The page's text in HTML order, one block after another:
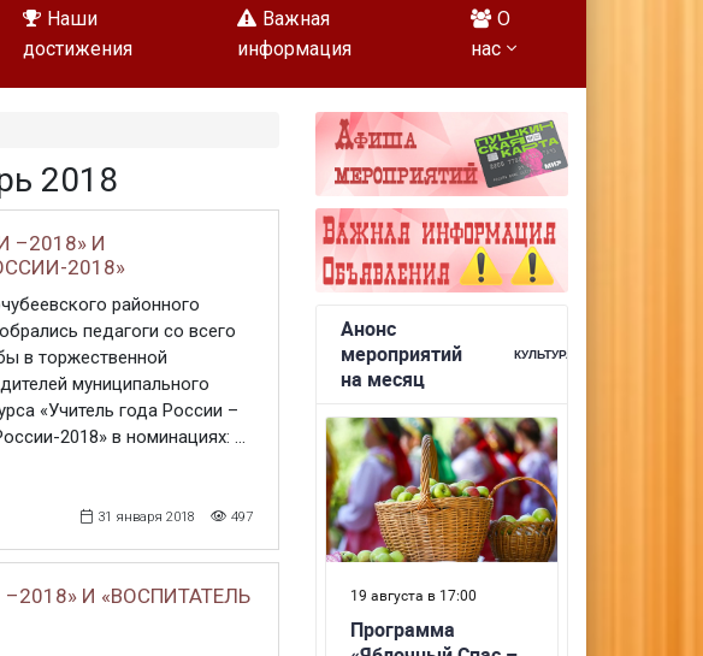
Наши
достижения
Важная
информация
О
нас
2018
–2018» И
2018»
районного
педагоги со всего
в торжественной
муниципального
«Учитель года России –
2018» в номинациях: ...
31 января 2018 497
И «ВОСПИТАТЕЛЬ